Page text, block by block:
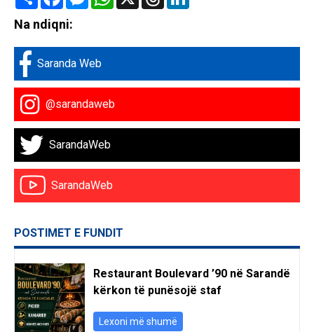
Na ndiqni:
Saranda Web
@sarandaweb
SarandaWeb
SarandaWeb
POSTIMET E FUNDIT
Restaurant Boulevard ’90 në Sarandë
kërkon të punësojë staf
Lexoni më shumë